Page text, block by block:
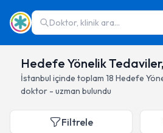
Doktor, klinik ara...
Hedefe Yönelik
İstanbul içinde toplam 18 Hedefe
doktor - uzman bulundu
Filtrele